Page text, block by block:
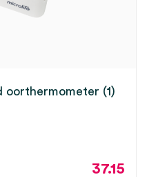
oorthermometer (1)
37.15